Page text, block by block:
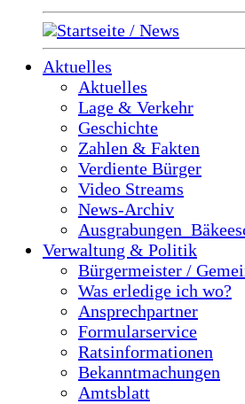
Startseite / News
Aktuelles
Aktuelles
Lage & Verkehr
Geschichte
Zahlen & Fakten
Verdiente Bürger
Video Streams
News-Archiv
Verwaltung & Politik
Bürgermeister /
Was erledige ich wo?
Ansprechpartner
Formularservice
Ratsinformationen
Bekanntmachungen
Amtsblatt